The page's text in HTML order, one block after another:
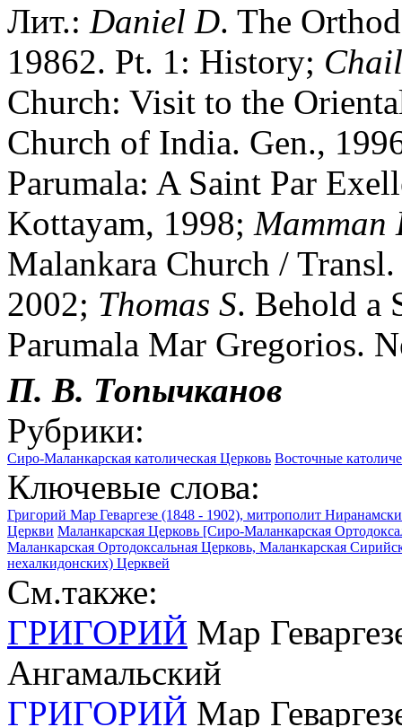
Лит.: Daniel D. The
19862. Pt. 1: History;
Church: Visit to the
Church of India. Gen.,
Parumala: A Saint Par
Kottayam, 1998; Mamman
Malankara Church /
2002; Thomas S. Behold a
Parumala Mar Gregorios.
П. В. Топычканов
Рубрики:
Сиро-Маланкарская католическая Церковь Восточные
Ключевые слова:
Григорий Мар Геваргезе (1848 - 1902), митрополит
Церкви Маланкарская Церковь [Сиро-Маланкарская
Маланкарская Ортодоксальная Церковь, Маланкарская
нехалкидонских) Церквей
См.также:
ГРИГОРИЙ Мар
Ангамальский
ГРИГОРИЙ Мар